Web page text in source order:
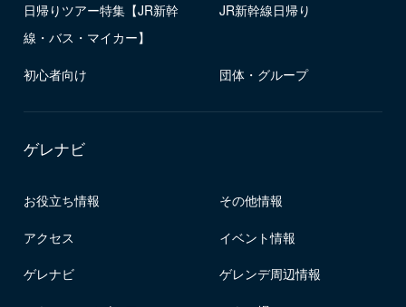
日帰りツアー特集【JR新幹
線・バス・マイカー】
JR新幹線日帰り
初心者向け 団体・グループ
ゲレナビ
お役立ち情報 その他情報
アクセス イベント情報
ゲレナビ ゲレンデ周辺情報